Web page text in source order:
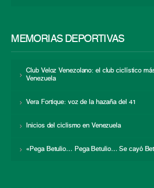
MEMORIAS DEPORTIVAS
Club Veloz Venezolano: el club ciclístico
Venezuela
Vera Fortique: voz de la hazaña del 41
Inicios del ciclismo en Venezuela
«Pega Betulio… Pega Betulio… Se cayó